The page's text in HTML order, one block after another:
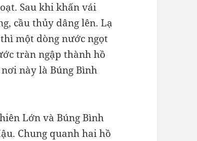
Sau khi khấn vái
cầu thủy dâng lên. Lạ
một dòng nước ngọt
tràn ngập thành hồ
này là Búng Bình
Lớn và Búng Bình
Chung quanh hai hồ